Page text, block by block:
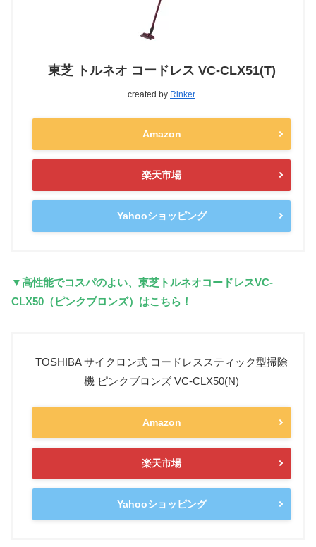
東芝 トルネオ コードレス VC-CLX51(T)
created by Rinker
Amazon
楽天市場
Yahooショッピング
▼高性能でコスパのよい、東芝トルネオコードレスVC-
CLX50（ピンクブロンズ）はこちら！
TOSHIBA サイクロン式 コードレススティック型掃除
機 ピンクブロンズ VC-CLX50(N)
Amazon
楽天市場
Yahooショッピング